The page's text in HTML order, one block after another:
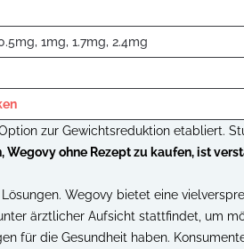
1mg, 1.7mg, 2.4mg
zur Gewichtsreduktion etabliert.
Wegovy ohne Rezept zu kaufen, ist
Wegovy bietet eine
ärztlicher Aufsicht stattfindet, um
für die Gesundheit haben.